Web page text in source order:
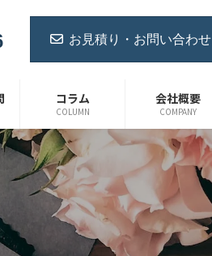
お見積り・お問い合わせ
コラム
COLUMN
会社概要
COMPANY